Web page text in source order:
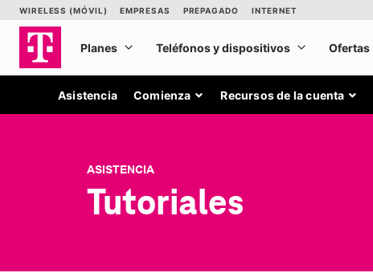
Asistencia Comienza Recursos de la cuenta
ASISTENCIA
Tutoriales